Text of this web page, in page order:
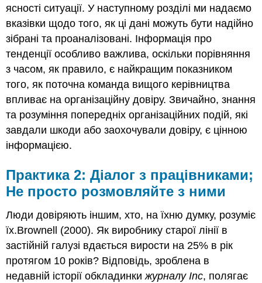
ясності ситуації. У наступному розділі ми надаємо
вказівки щодо того, як ці дані можуть бути надійно
зібрані та проаналізовані. Інформація про
тенденції особливо важлива, оскільки порівняння
з часом, як правило, є найкращим показником
того, як поточна команда вищого керівництва
впливає на організаційну довіру. Звичайно, знання
та розуміння попередніх організаційних подій, які
завдали шкоди або заохочували довіру, є цінною
інформацією.
Практика 2: Діалог з працівниками;
Не просто розмовляйте з ними
Люди довіряють іншим, хто, на їхню думку, розуміє
їх.Brownell (2000). Як виробнику старої лінії в
застійній галузі вдається вирости на 25% в рік
протягом 10 років? Відповідь, зроблена в
недавній історії обкладинкижурналу Inc, полягає